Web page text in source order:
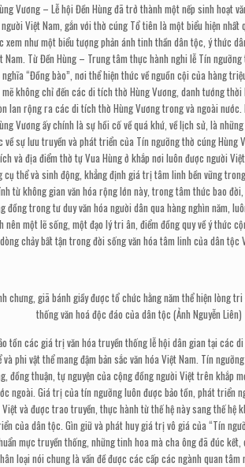
Vương – Lễ hội Đền Hùng đã trở thành một nếp sinh hoạt
Việt Nam, gắn với thờ cúng Tổ tiên là một biểu hiện nhất
xem như một biểu tượng phản ánh tinh thần dân tộc, ý thức
Nam. Từ Đền Hùng – Trung tâm thực hành nghi lễ Tín
“Đồng bào”, nơi thể hiện thức về nguồn cội của hàng
không chỉ đến các di tích thờ Hùng Vương, danh tướng
lan rộng ra các di tích thờ Hùng Vương trong và ngoài nước.
Vương ấy chính là sự hồi cố về quá khứ, về lịch sử, là
về sự lưu truyền và phát triển của Tín ngưỡng thờ cúng Hùng
và địa điểm thờ tự Vua Hùng ở khắp nơi luôn được người
cụ thể và sinh động, khẳng định giá trị tâm linh bền vững
từ không gian văn hóa rộng lớn này, trong tâm thức bao
đồng trong tư duy văn hóa người dân qua hàng nghìn năm,
nên một lẽ sống, một đạo lý tri ân, điểm đồng quy về ý thức
chảy bất tận trong đời sống văn hóa tâm linh của dân tộc
chưng, giã bánh giầy được tổ chức hằng năm thể hiện lòng
thống văn hoá độc đáo của dân tộc (Ảnh Nguyễn Liên)
tồn các giá trị văn hóa truyền thống lễ hội dân gian tại các
phi vật thể mang đậm bản sắc văn hóa Việt Nam. Tín
đồng thuận, tự nguyện của cộng đồng người Việt trên khắp
ngoài. Giá trị của tín ngưỡng luôn được bảo tồn, phát triển
và được trao truyền, thực hành từ thế hệ này sang thế hệ
của dân tộc. Gìn giữ và phát huy giá trị vô giá của “Tín
mực truyền thống, những tinh hoa mà cha ông đã đúc
loại nói chung là vấn đề được các cấp các ngành quan